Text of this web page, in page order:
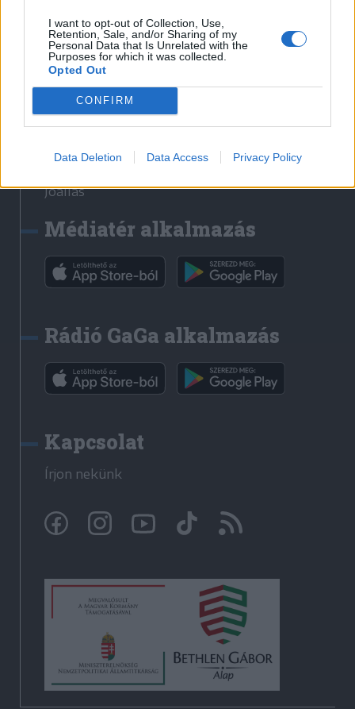
I want to opt-out of Collection, Use,
Retention, Sale, and/or Sharing of my
Personal Data that Is Unrelated with the
Purposes for which it was collected.
Opted Out
CONFIRM
Data Deletion Data Access Privacy Policy
Székely Sport
Liget
Bihari Napló
Erdélyi Napló
Főtér
Jóállás
Médiatér alkalmazás
Rádió GaGa alkalmazás
Kapcsolat
Írjon nekünk